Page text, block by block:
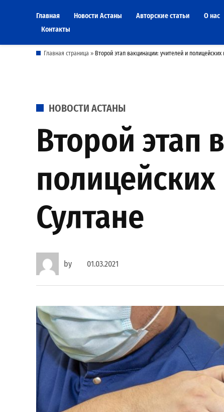
Главная Новости Астаны Авторские статьи
О нас
Контакты
Главная страница » Второй этап вакцинации: учителей и
POSTED
НОВОСТИ АСТАНЫ
Второй этап
Султане
by 01.03.2021